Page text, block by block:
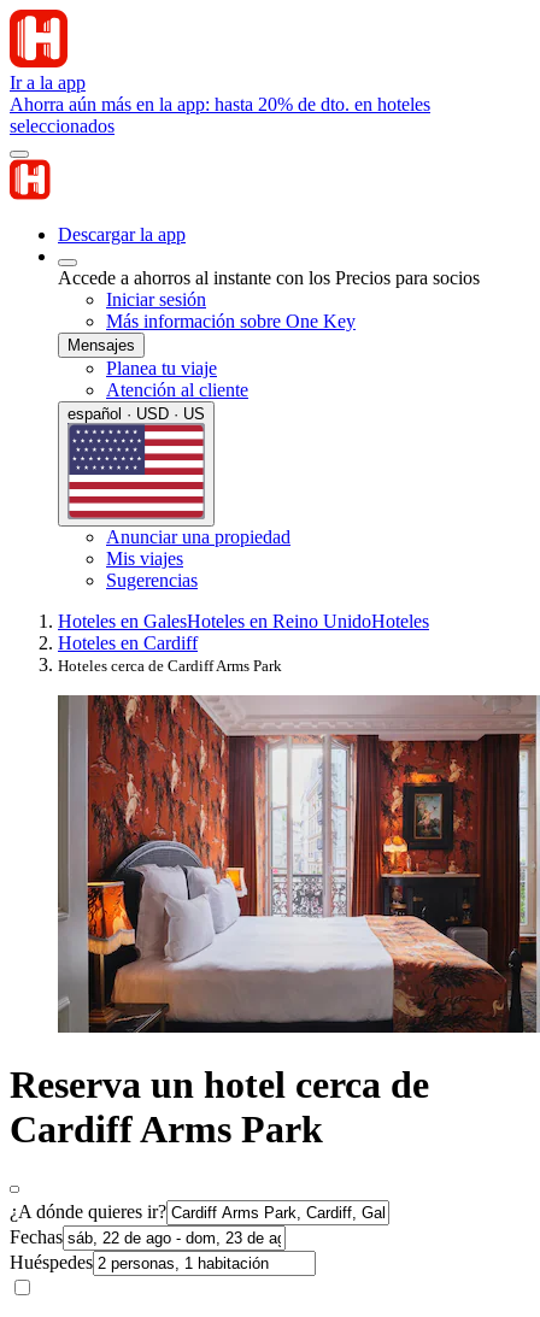
Ir a la app
Ahorra aún más en la app: hasta 20% de dto. en hoteles
seleccionados
Descargar la app
Accede a ahorros al instante con los Precios para socios
Iniciar sesión
Más información sobre One Key
Mensajes
Planea tu viaje
Atención al cliente
español · USD · US
Anunciar una propiedad
Mis viajes
Sugerencias
Hoteles en GalesHoteles en Reino UnidoHoteles
Hoteles en Cardiff
Hoteles cerca de Cardiff Arms Park
Reserva un hotel cerca de
Cardiff Arms Park
¿A dónde quieres ir?
Fechas
Huéspedes